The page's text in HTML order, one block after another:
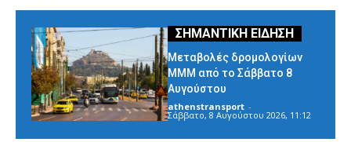
Μεταβολές δρομολογίων
ΜΜΜ από το Σάββατο 8
Αυγούστου
athenstransport -
Σάββατο, 8 Αυγούστου 2026, 11:12